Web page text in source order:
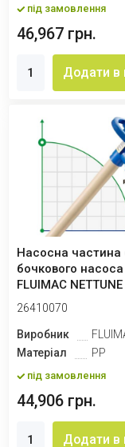
під замовлення
46,967 грн.
Додати в
Насосна частина
бочкового насоса
FLUIMAC
(вал AISI 316),...
26410070
Виробник
Матеріал
PP
під замовлення
44,906 грн.
Додати в